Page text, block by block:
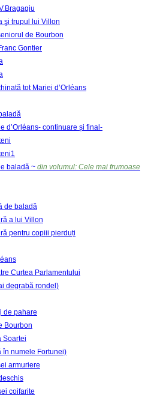
şi trupul lui Villon
de Bourbon
Gontier
tot Mariei d’Orléans
d’Orléans- continuare și final-
baladă ~ din volumul: Cele mai frumoase
de baladă
a lui Villon
pentru copiii pierduți
Curtea Parlamentului
degrabă rondel)
de pahare
Bourbon
Soartei
în numele Fortunei)
armuriere
coifarite